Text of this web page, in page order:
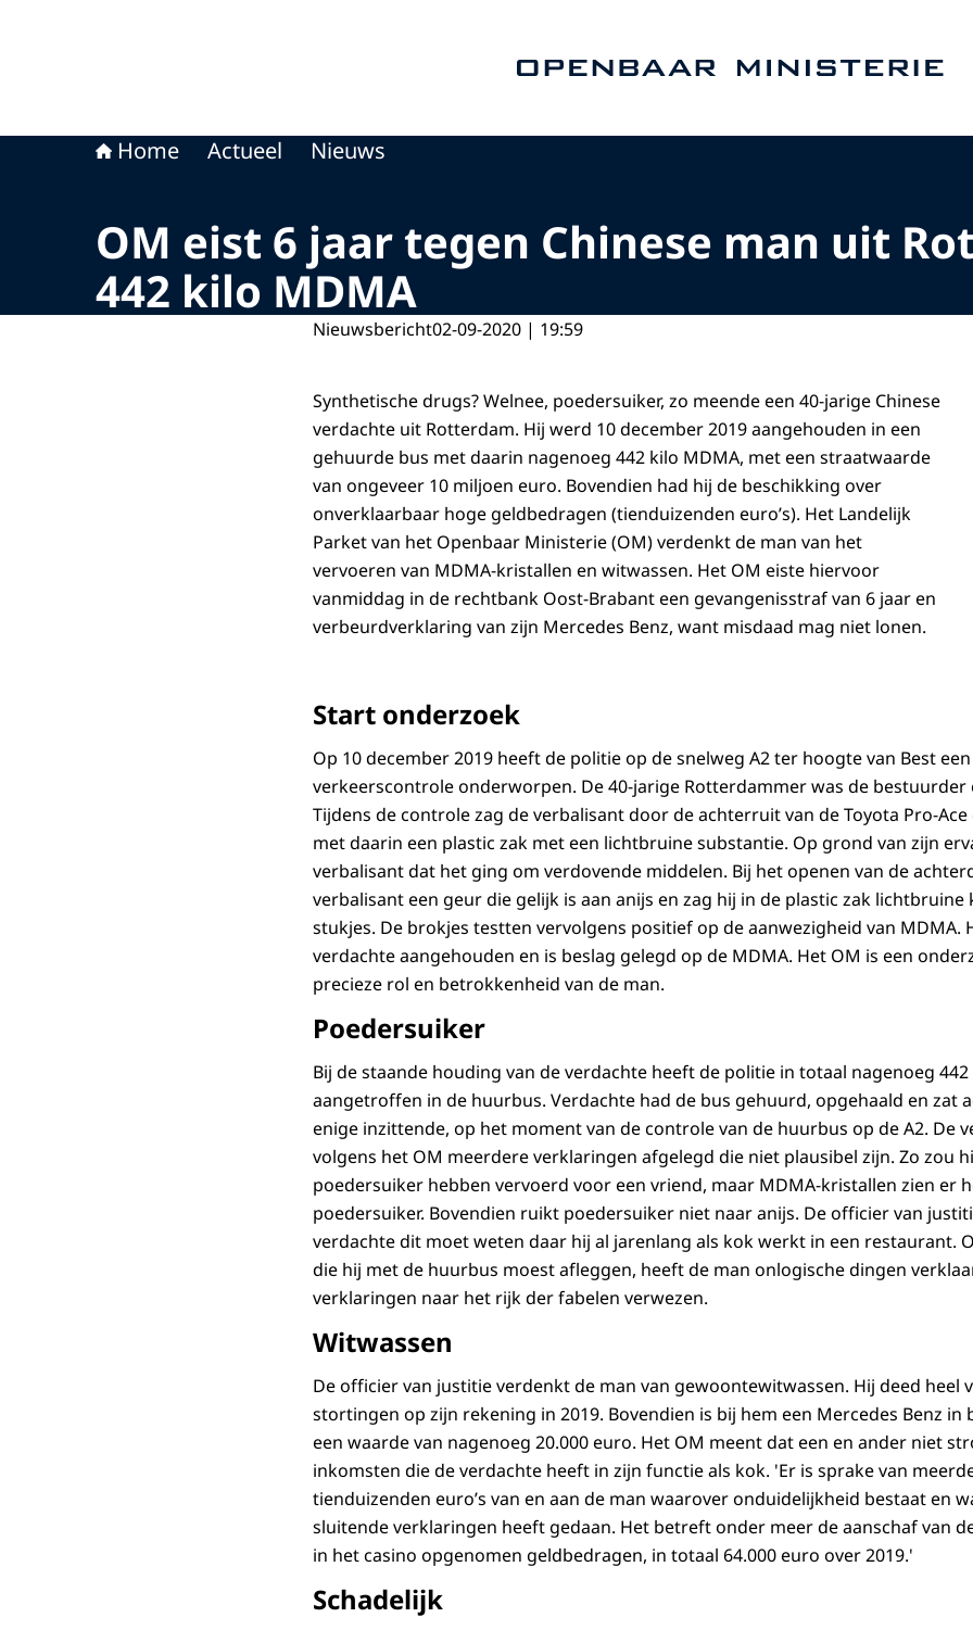
Home Actueel Nieuws
OM eist 6 jaar tegen Chinese man uit
442 kilo MDMA
Nieuwsbericht02-09-2020 | 19:59
Synthetische drugs? Welnee, poedersuiker, zo meende een 40-jarige Chinese
verdachte uit Rotterdam. Hij werd 10 december 2019 aangehouden in een
gehuurde bus met daarin nagenoeg 442 kilo MDMA, met een straatwaarde
van ongeveer 10 miljoen euro. Bovendien had hij de beschikking over
onverklaarbaar hoge geldbedragen (tienduizenden euro’s). Het Landelijk
Parket van het Openbaar Ministerie (OM) verdenkt de man van het
vervoeren van MDMA-kristallen en witwassen. Het OM eiste hiervoor
vanmiddag in de rechtbank Oost-Brabant een gevangenisstraf van 6 jaar en
verbeurdverklaring van zijn Mercedes Benz, want misdaad mag niet lonen.
Start onderzoek
Op 10 december 2019 heeft de politie op de snelweg A2 ter hoogte van Best
verkeerscontrole onderworpen. De 40-jarige Rotterdammer was de bestuurder
Tijdens de controle zag de verbalisant door de achterruit van de Toyota Pro-
met daarin een plastic zak met een lichtbruine substantie. Op grond van zijn
verbalisant dat het ging om verdovende middelen. Bij het openen van de
verbalisant een geur die gelijk is aan anijs en zag hij in de plastic zak
stukjes. De brokjes testten vervolgens positief op de aanwezigheid van MDMA.
verdachte aangehouden en is beslag gelegd op de MDMA. Het OM is een
precieze rol en betrokkenheid van de man.
Poedersuiker
Bij de staande houding van de verdachte heeft de politie in totaal nagenoeg
aangetroffen in de huurbus. Verdachte had de bus gehuurd, opgehaald en zat
enige inzittende, op het moment van de controle van de huurbus op de A2. De
volgens het OM meerdere verklaringen afgelegd die niet plausibel zijn. Zo zou
poedersuiker hebben vervoerd voor een vriend, maar MDMA-kristallen zien er
poedersuiker. Bovendien ruikt poedersuiker niet naar anijs. De officier van
verdachte dit moet weten daar hij al jarenlang als kok werkt in een restaurant.
die hij met de huurbus moest afleggen, heeft de man onlogische dingen
verklaringen naar het rijk der fabelen verwezen.
Witwassen
De officier van justitie verdenkt de man van gewoontewitwassen. Hij deed heel
stortingen op zijn rekening in 2019. Bovendien is bij hem een Mercedes Benz in
een waarde van nagenoeg 20.000 euro. Het OM meent dat een en ander niet
inkomsten die de verdachte heeft in zijn functie als kok. 'Er is sprake van
tienduizenden euro’s van en aan de man waarover onduidelijkheid bestaat en
sluitende verklaringen heeft gedaan. Het betreft onder meer de aanschaf van
in het casino opgenomen geldbedragen, in totaal 64.000 euro over 2019.'
Schadelijk